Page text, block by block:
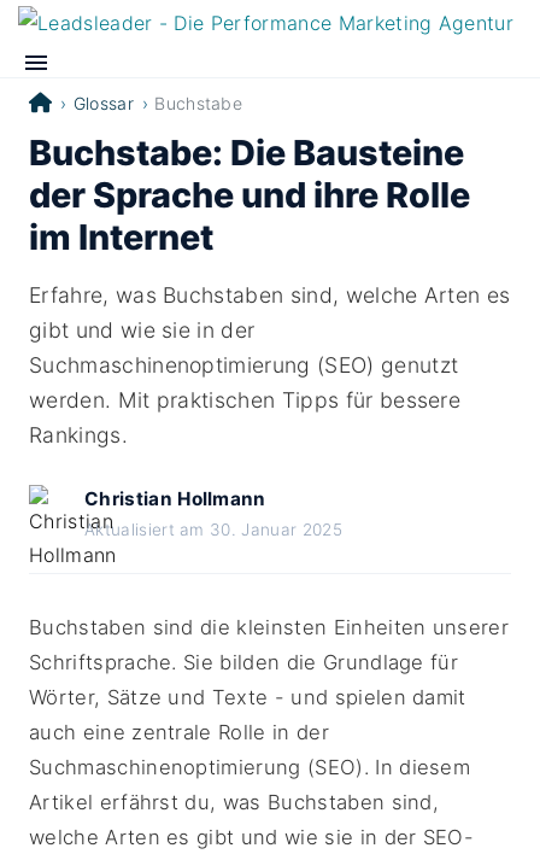
Glossar Buchstabe
Buchstabe: Die Bausteine
der Sprache und ihre Rolle
im Internet
Erfahre, was Buchstaben sind, welche Arten es
gibt und wie sie in der
Suchmaschinenoptimierung (SEO) genutzt
werden. Mit praktischen Tipps für bessere
Rankings.
Christian Hollmann
Aktualisiert am 30. Januar 2025
Buchstaben sind die kleinsten Einheiten unserer
Schriftsprache. Sie bilden die Grundlage für
Wörter, Sätze und Texte - und spielen damit
auch eine zentrale Rolle in der
Suchmaschinenoptimierung (SEO). In diesem
Artikel erfährst du, was Buchstaben sind,
welche Arten es gibt und wie sie in der SEO-